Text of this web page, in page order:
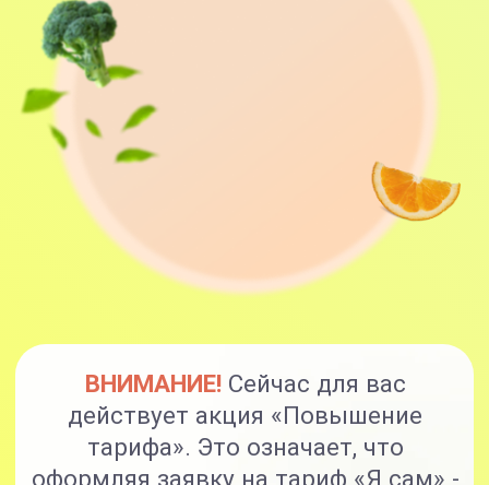
8 основных модулей
+2 дополнительных модуля
(суставы, иммунитет)
+2 спец. модуля
(антицеллюлит, мозг)
Доступ к курсу 6 месяцев
Кураторы
Поддерживающие занятия
Брошюры, методички, чек-листы